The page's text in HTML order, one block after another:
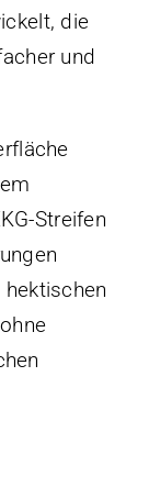
die
und
Streifen